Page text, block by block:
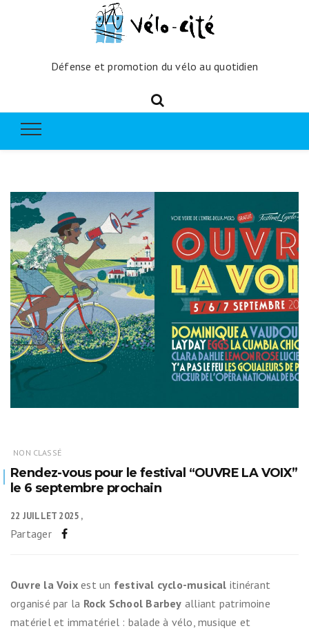
Défense et promotion du vélo au quotidien
NON CLASSÉ
Rendez-vous pour le festival “OUVRE LA VOIX”
le 6 septembre prochain
22 JUILLET 2025
Partager
Ouvre la Voixest un festival cyclo-musical itinérant
organisé par la Rock School Barbey alliant patrimoine
matériel et immatériel : balade à vélo, musique et